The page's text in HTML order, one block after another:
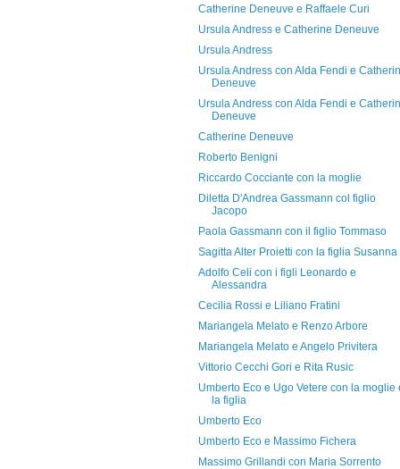
Catherine Deneuve e Raffaele Curi
Ursula Andress e Catherine Deneuve
Ursula Andress
Ursula Andress con Alda Fendi e
Deneuve
Ursula Andress con Alda Fendi e
Deneuve
Catherine Deneuve
Roberto Benigni
Riccardo Cocciante con la moglie
Diletta D'Andrea Gassmann col figlio
Jacopo
Paola Gassmann con il figlio Tommaso
Sagitta Alter Proietti con la figlia Susanna
Adolfo Celi con i figli Leonardo e
Alessandra
Cecilia Rossi e Liliano Fratini
Mariangela Melato e Renzo Arbore
Mariangela Melato e Angelo Privitera
Vittorio Cecchi Gori e Rita Rusic
Umberto Eco e Ugo Vetere con la moglie
la figlia
Umberto Eco
Umberto Eco e Massimo Fichera
Massimo Grillandi con Maria Sorrento